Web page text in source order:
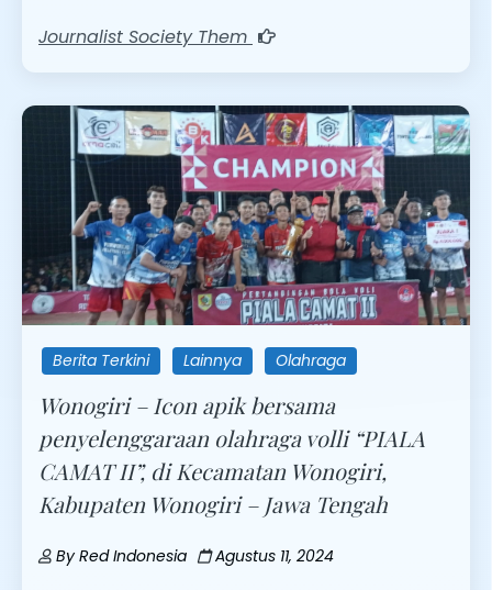
Journalist Society Them
Berita Terkini Lainnya Olahraga
Wonogiri – Icon apik bersama
penyelenggaraan olahraga volli “PIALA
CAMAT II”, di Kecamatan Wonogiri,
Kabupaten Wonogiri – Jawa Tengah
By Red Indonesia Agustus 11, 2024